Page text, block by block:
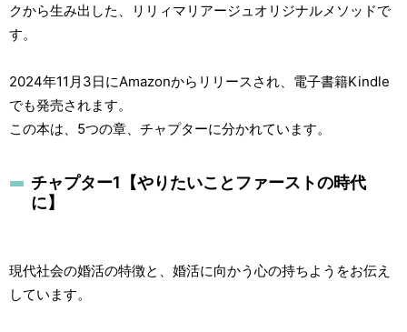
クから生み出した、リリィマリアージュオリジナルメソッドで
す。
2024年11月3日にAmazonからリリースされ、電子書籍Kindle
でも発売されます。
この本は、5つの章、チャプターに分かれています。
チャプター1【やりたいことファーストの時代
に】
現代社会の婚活の特徴と、婚活に向かう心の持ちようをお伝え
しています。